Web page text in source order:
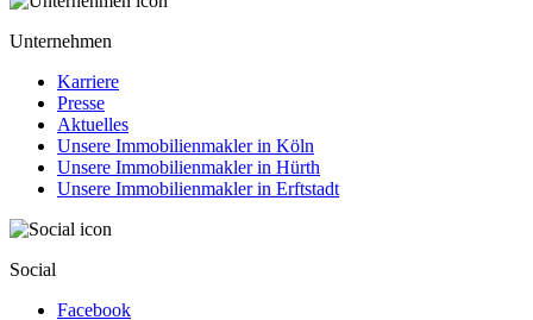
Unternehmen
Karriere
Presse
Aktuelles
Unsere Immobilienmakler in Köln
Unsere Immobilienmakler in Hürth
Unsere Immobilienmakler in Erftstadt
Social
Facebook